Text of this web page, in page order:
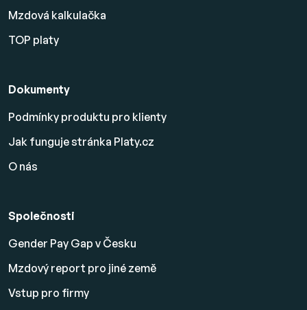
Mzdová kalkulačka
TOP platy
Dokumenty
Podmínky produktu pro klienty
Jak funguje stránka Platy.cz
O nás
Společnosti
Gender Pay Gap v Česku
Mzdový report pro jiné země
Vstup pro firmy